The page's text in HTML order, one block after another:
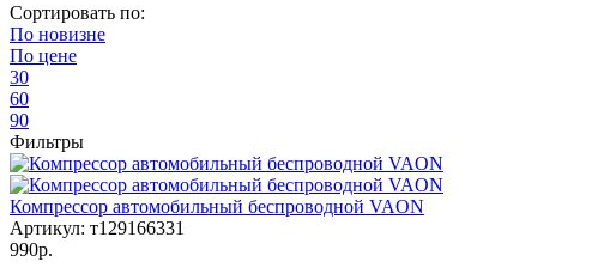
Сортировать по:
По новизне
По цене
30
60
90
Фильтры
Компрессор автомобильный беспроводной VAON
Артикул: т129166331
990р.